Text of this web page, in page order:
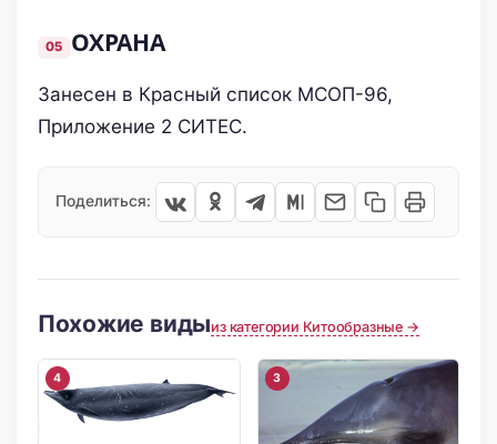
ОХРАНА
Занесен в Красный список МСОП-96,
Приложение 2 СИТЕС.
Поделиться:
Похожие видыиз категории Китообразные →
4 3